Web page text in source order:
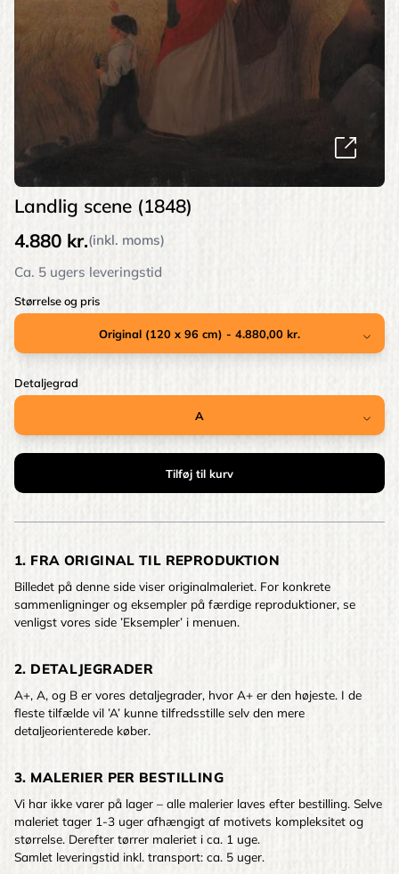
Landlig scene (1848)
4.880 kr.(inkl. moms)
Ca. 5 ugers leveringstid
Størrelse og pris
Detaljegrad
1. FRA ORIGINAL TIL REPRODUKTION
Billedet på denne side viser originalmaleriet. For konkrete
sammenligninger og eksempler på færdige reproduktioner, se
venligst vores side ’Eksempler’ i menuen.
2. DETALJEGRADER
A+, A, og B er vores detaljegrader, hvor A+ er den højeste. I de
fleste tilfælde vil ’A’ kunne tilfredsstille selv den mere
detaljeorienterede køber.
3. MALERIER PER BESTILLING
Vi har ikke varer på lager – alle malerier laves efter bestilling. Selve
maleriet tager 1-3 uger afhængigt af motivets kompleksitet og
størrelse. Derefter tørrer maleriet i ca. 1 uge.
Samlet leveringstid inkl. transport: ca. 5 uger.